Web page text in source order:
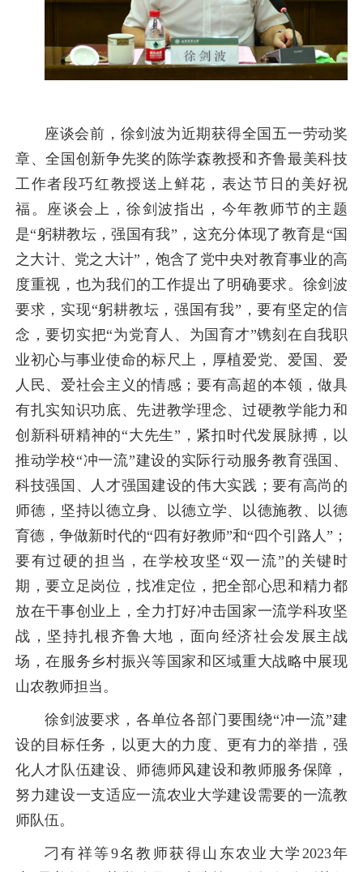
座谈会前，徐剑波为近期获得全国五一劳动奖
章、全国创新争先奖的陈学森教授和齐鲁最美科技
工作者段巧红教授送上鲜花，表达节日的美好祝
福。座谈会上，徐剑波指出，今年教师节的主题
是“躬耕教坛，强国有我”，这充分体现了教育是“国
之大计、党之大计”，饱含了党中央对教育事业的高
度重视，也为我们的工作提出了明确要求。徐剑波
要求，实现“躬耕教坛，强国有我”，要有坚定的信
念，要切实把“为党育人、为国育才”镌刻在自我职
业初心与事业使命的标尺上，厚植爱党、爱国、爱
人民、爱社会主义的情感；要有高超的本领，做具
有扎实知识功底、先进教学理念、过硬教学能力和
创新科研精神的“大先生”，紧扣时代发展脉搏，以
推动学校“冲一流”建设的实际行动服务教育强国、
科技强国、人才强国建设的伟大实践；要有高尚的
师德，坚持以德立身、以德立学、以德施教、以德
育德，争做新时代的“四有好教师”和“四个引路人”；
要有过硬的担当，在学校攻坚“双一流”的关键时
期，要立足岗位，找准定位，把全部心思和精力都
放在干事创业上，全力打好冲击国家一流学科攻坚
战，坚持扎根齐鲁大地，面向经济社会发展主战
场，在服务乡村振兴等国家和区域重大战略中展现
山农教师担当。
徐剑波要求，各单位各部门要围绕“冲一流”建
设的目标任务，以更大的力度、更有力的举措，强
化人才队伍建设、师德师风建设和教师服务保障，
努力建设一支适应一流农业大学建设需要的一流教
师队伍。
刁有祥等9名教师获得山东农业大学2023年